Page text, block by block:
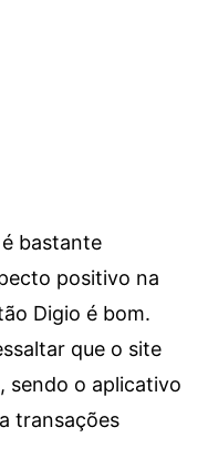
bastante
positivo na
Digio é bom.
que o site
sendo o aplicativo
transações